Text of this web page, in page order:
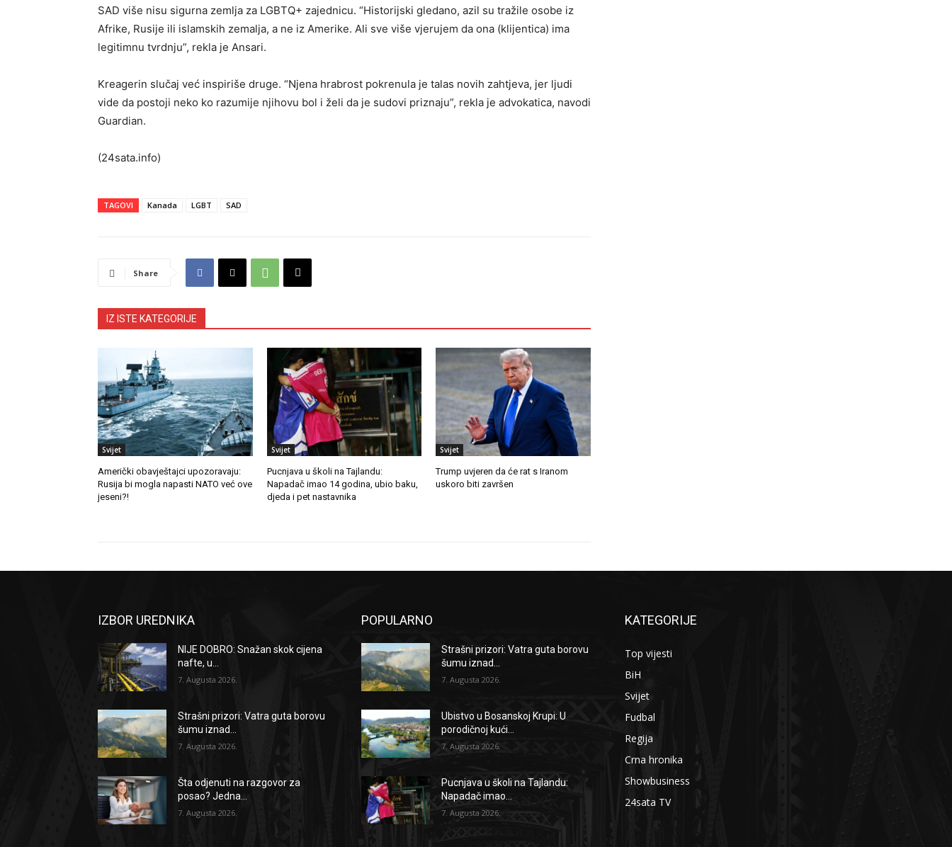
SAD više nisu sigurna zemlja za LGBTQ+ zajednicu. “Historijski gledano, azil su tražile osobe iz
Afrike, Rusije ili islamskih zemalja, a ne iz Amerike. Ali sve više vjerujem da ona (klijentica) ima
legitimnu tvrdnju”, rekla je Ansari.
Kreagerin slučaj već inspiriše druge. “Njena hrabrost pokrenula je talas novih zahtjeva, jer ljudi
vide da postoji neko ko razumije njihovu bol i želi da je sudovi priznaju”, rekla je advokatica, navodi
Guardian.
(24sata.info)
TAGOVI Kanada LGBT SAD
Share
IZ ISTE KATEGORIJE
Svijet
Američki obavještajci upozoravaju:
Rusija bi mogla napasti NATO već ove
jeseni?!
Svijet
Pucnjava u školi na Tajlandu:
Napadač imao 14 godina, ubio baku,
djeda i pet nastavnika
Svijet
Trump uvjeren da će rat s Iranom
uskoro biti završen
IZBOR UREDNIKA
NIJE DOBRO: Snažan skok cijena
nafte, u...
7. Augusta 2026.
Strašni prizori: Vatra guta borovu
šumu iznad...
7. Augusta 2026.
Šta odjenuti na razgovor za
posao? Jedna...
7. Augusta 2026.
POPULARNO
Strašni prizori: Vatra guta borovu
šumu iznad...
7. Augusta 2026.
Ubistvo u Bosanskoj Krupi: U
porodičnoj kući...
7. Augusta 2026.
Pucnjava u školi na Tajlandu:
Napadač imao...
7. Augusta 2026.
KATEGORIJE
Top vijesti
BiH
Svijet
Fudbal
Regija
Crna hronika
Showbusiness
24sata TV